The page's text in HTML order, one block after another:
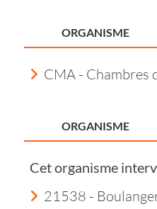
ORGANISME
CMA - Chambres
ORGANISME
Cet organisme
21538 -